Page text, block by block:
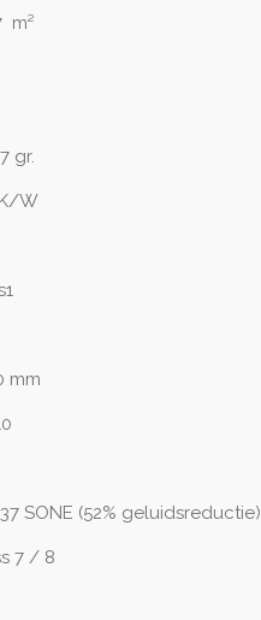
m²
gr.
W
mm
geluidsreductie)
7 / 8